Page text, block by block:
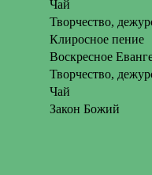
Чай
Творчество,
Клиросное пение
Воскресное
Творчество,
Чай
Закон Божий